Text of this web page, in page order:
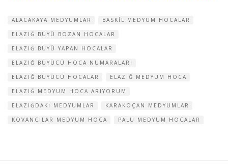
ALACAKAYA MEDYUMLAR
BASKIL MEDYUM HOCALAR
ELAZIĞ BÜYÜ BOZAN HOCALAR
ELAZIĞ BÜYÜ YAPAN HOCALAR
ELAZIĞ BÜYÜCÜ HOCA NUMARALARI
ELAZIĞ BÜYÜCÜ HOCALAR
ELAZIĞ MEDYUM HOCA
ELAZIĞ MEDYUM HOCA ARIYORUM
ELAZIĞDAKI MEDYUMLAR
KARAKOÇAN MEDYUMLAR
KOVANCILAR MEDYUM HOCA
PALU MEDYUM HOCALAR